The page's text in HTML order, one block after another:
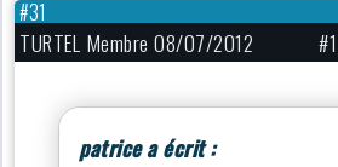
#31
TURTEL Membre 08/07/2012
patrice a écrit :